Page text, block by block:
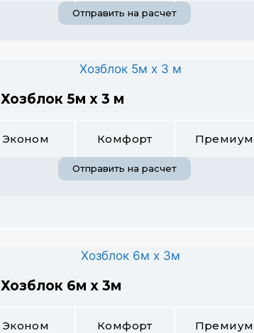
Отправить на расчет
Хозблок 5м х 3 м
Эконом Комфорт Премиум
Отправить на расчет
Хозблок 6м х 3м
Эконом Комфорт Премиум